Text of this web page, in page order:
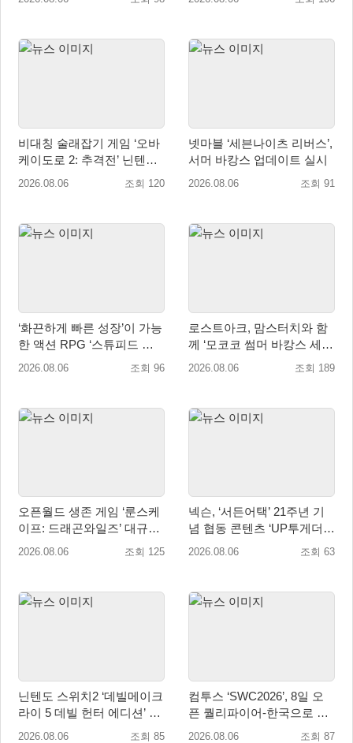
비대칭 술래잡기 게임 ‘오바
케이도로 2: 추격전’ 닌텐도
eShop 출시
2026.08.06 조회 120
넷마블 ‘세븐나이츠 리버스’,
서머 바캉스 업데이트 실시
2026.08.06 조회 91
‘화끈하게 빠른 성장’이 가능
한 액션 RPG ‘스튜피드 네
버 다이즈’ 패키지판 예약판
2026.08.06 조회 96
로스트아크, 맘스터치와 함
께 ‘모코코 썸머 바캉스 세
트’ 출시
2026.08.06 조회 189
오픈월드 생존 게임 ‘룬스케
이프: 드래곤와일즈’ 대규모
유저 편의성 개선 및 사이드
2026.08.06 조회 125
넥슨, ‘서든어택’ 21주년 기
념 협동 콘텐츠 ‘UP투게더’
업데이트
2026.08.06 조회 63
닌텐도 스위치2 ‘데빌메이크
라이 5 데빌 헌터 에디션’ 패
키지 제품 8월 7일 예약판매
2026.08.06 조회 85
컴투스 ‘SWC2026’, 8일 오
픈 퀄리파이어-한국으로 시
즌 개막!
2026.08.06 조회 87